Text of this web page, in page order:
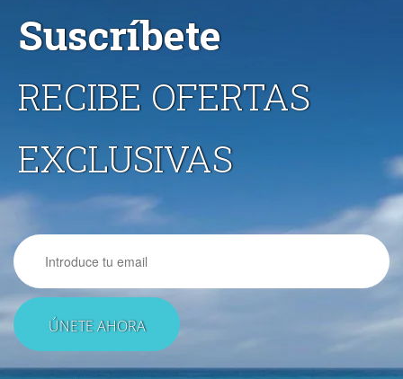
Suscríbete
RECIBE OFERTAS
EXCLUSIVAS
Email